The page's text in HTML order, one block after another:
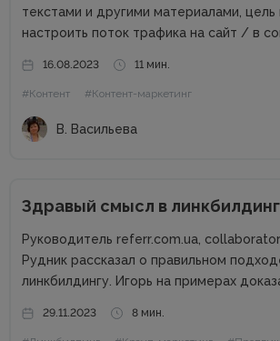
текстами и другими материалами, цель
настроить поток трафика на сайт / в
маркетинге для компаний в сети много.
частным специалистам, которые...
16.08.2023 11 мин.
#Контент #Контент-маркетинг
В. Васильева
Здравый смысл в
Руководитель referr.com.ua,
Рудник рассказал о правильном
линкбилдингу. Игорь на примерах
Сайты можно продвигать множеством
29.11.2023 8 мин.